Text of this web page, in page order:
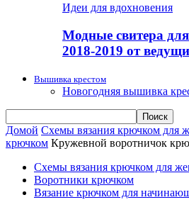
Идеи для вдохновения
Модные свитера
2018-2019 от
Вышивка крестом
Новогодняя вышивка
Домой Схемы вязания крючком для
крючком Кружевной воротничок
Схемы вязания крючком для
Воротники крючком
Вязание крючком для